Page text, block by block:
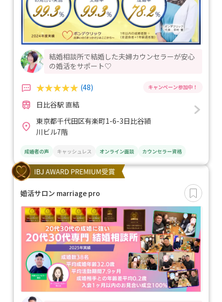
結婚相談所で結婚した夫婦カウンセラーが安心
の婚活をサポート♡
(48)
日比谷駅 直結
東京都千代田区有楽町1-6-3日比谷頴
川ビル7階
成婚者の声 キャッシュレス オンライン面談 カウンセラー資格
婚活サロン marriage pro